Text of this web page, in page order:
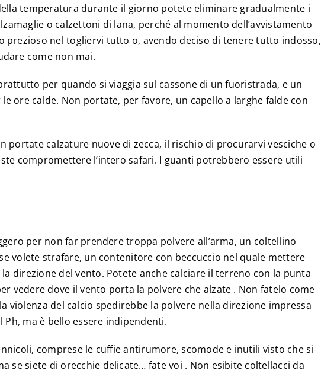
temperatura durante il giorno potete eliminare gradualmente i
o calzettoni di lana, perché al momento dell’avvistamento
nel togliervi tutto o, avendo deciso di tenere tutto indosso,
come non mai.
per quando si viaggia sul cassone di un fuoristrada, e un
ore calde. Non portate, per favore, un capello a larghe falde con
portate calzature nuove di zecca, il rischio di procurarvi vesciche o
compromettere l’intero safari. I guanti potrebbero essere utili
per non far prendere troppa polvere all’arma, un coltellino
volete strafare, un contenitore con beccuccio nel quale mettere
direzione del vento. Potete anche calciare il terreno con la punta
vedere dove il vento porta la polvere che alzate . Non fatelo come
violenza del calcio spedirebbe la polvere nella direzione impressa
Ph, ma è bello essere indipendenti.
comprese le cuffie antirumore, scomode e inutili visto che si
se siete di orecchie delicate… fate voi . Non esibite coltellacci da